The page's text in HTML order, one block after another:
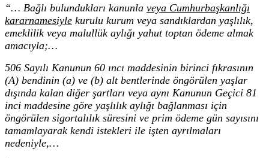
“… Bağlı bulundukları kanunla veya Cumhurbaşkanlığı
kararnamesiyle kurulu kurum veya sandıklardan yaşlılık,
emeklilik veya malullük aylığı yahut toptan ödeme almak
amacıyla;…
506 Sayılı Kanunun 60 ıncı maddesinin birinci fıkrasının
(A) bendinin (a) ve (b) alt bentlerinde öngörülen yaşlar
dışında kalan diğer şartları veya aynı Kanunun Geçici 81
inci maddesine göre yaşlılık aylığı bağlanması için
öngörülen sigortalılık süresini ve prim ödeme gün sayısını
tamamlayarak kendi istekleri ile işten ayrılmaları
nedeniyle,…